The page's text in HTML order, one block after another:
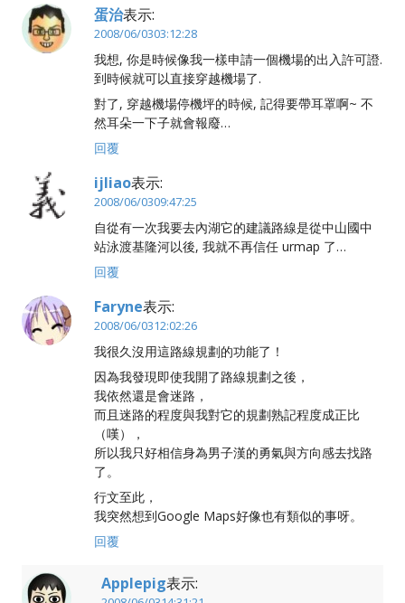
蛋治表示:
2008/06/0303:12:28
我想, 你是時候像我一樣申請一個機場的出入許可證.
到時候就可以直接穿越機場了.
對了, 穿越機場停機坪的時候, 記得要帶耳罩啊~ 不
然耳朵一下子就會報廢…
回覆
ijliao表示:
2008/06/0309:47:25
自從有一次我要去內湖它的建議路線是從中山國中
站泳渡基隆河以後, 我就不再信任 urmap 了…
回覆
Faryne表示:
2008/06/0312:02:26
我很久沒用這路線規劃的功能了！
因為我發現即使我開了路線規劃之後，
我依然還是會迷路，
而且迷路的程度與我對它的規劃熟記程度成正比
（嘆），
所以我只好相信身為男子漢的勇氣與方向感去找路
了。
行文至此，
我突然想到Google Maps好像也有類似的事呀。
回覆
Applepig表示: